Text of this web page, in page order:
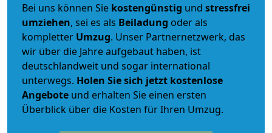
Bei uns können Sie kostengünstig und stressfrei
umziehen, sei es als Beiladung oder als
kompletter Umzug. Unser Partnernetzwerk, das
wir über die Jahre aufgebaut haben, ist
deutschlandweit und sogar international
unterwegs. Holen Sie sich jetzt kostenlose
Angebote und erhalten Sie einen ersten
Überblick über die Kosten für Ihren Umzug.